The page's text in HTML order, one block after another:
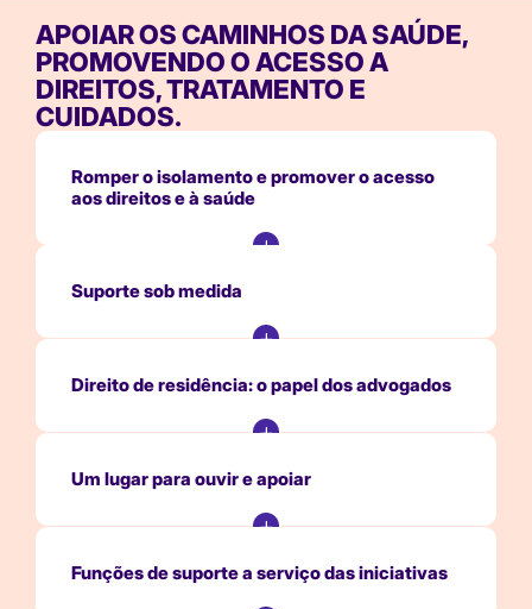
APOIAR OS CAMINHOS DA SAÚDE,
PROMOVENDO O ACESSO A
DIREITOS, TRATAMENTO E
CUIDADOS.
Romper o isolamento e promover o acesso
aos direitos e à saúde
Suporte sob medida
Direito de residência: o papel dos advogados
Um lugar para ouvir e apoiar
Funções de suporte a serviço das iniciativas